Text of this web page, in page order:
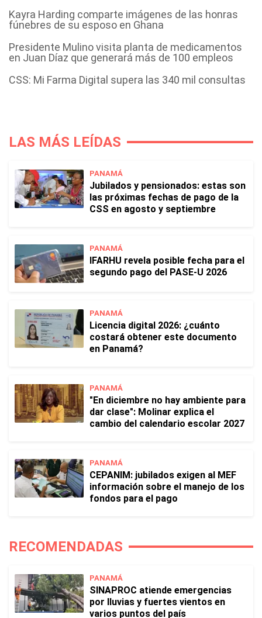
Kayra Harding comparte imágenes de las honras
fúnebres de su esposo en Ghana
Presidente Mulino visita planta de medicamentos
en Juan Díaz que generará más de 100 empleos
CSS: Mi Farma Digital supera las 340 mil consultas
LAS MÁS LEÍDAS
PANAMÁ
Jubilados y pensionados: estas son
las próximas fechas de pago de la
CSS en agosto y septiembre
PANAMÁ
IFARHU revela posible fecha para el
segundo pago del PASE-U 2026
PANAMÁ
Licencia digital 2026: ¿cuánto
costará obtener este documento
en Panamá?
PANAMÁ
"En diciembre no hay ambiente para
dar clase": Molinar explica el
cambio del calendario escolar 2027
PANAMÁ
CEPANIM: jubilados exigen al MEF
información sobre el manejo de los
fondos para el pago
RECOMENDADAS
PANAMÁ
SINAPROC atiende emergencias
por lluvias y fuertes vientos en
varios puntos del país